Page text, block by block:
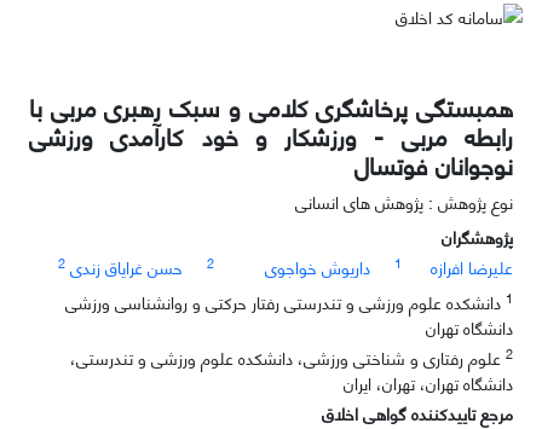
همبستگی پرخاشگری کلامی و سبک رهبری مربی با
رابطه مربی - ورزشکار و خود کارآمدی ورزشی
نوجوانان فوتسال
نوع پژوهش : پژوهش های انسانی
پژوهشگران
علیرضا افرازه
1 داریوش خواجوی 2 حسن غرایاق زندی 2
1 دانشکده علوم ورزشی و تندرستی رفتار حرکتی و روانشناسی ورزشی
دانشگاه تهران
2 علوم رفتاری و شناختی ورزشی، دانشکده علوم ورزشی و تندرستی،
دانشگاه تهران، تهران، ایران
مرجع تاییدکننده گواهی اخلاق